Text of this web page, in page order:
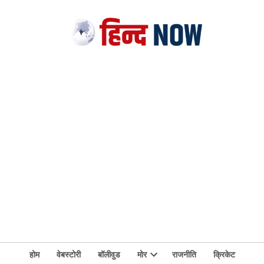
होम वेबस्टोरी बॉलीवुड मोर राजनीति
क्रिकेट